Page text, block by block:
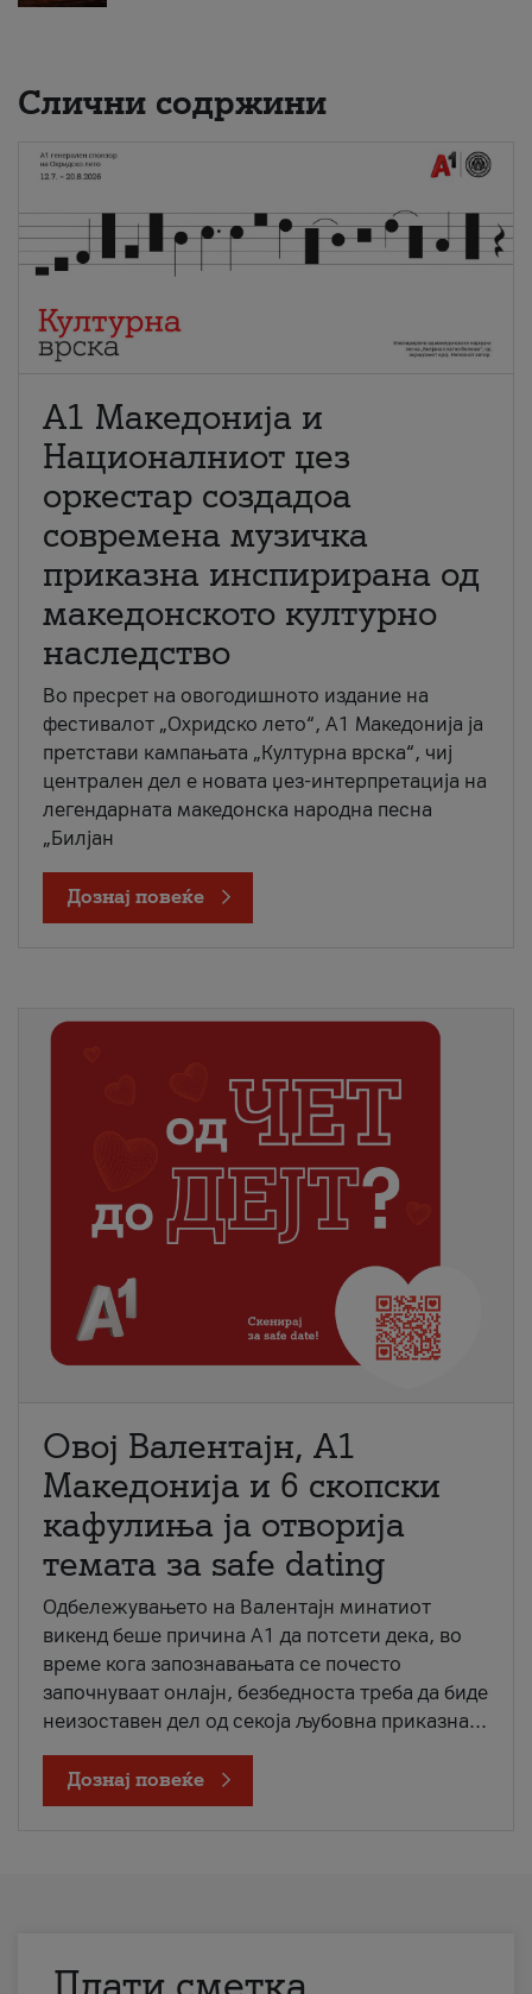
Слични содржини
А1 Македонија и
Националниот џез
оркестар создадоа
современа музичка
приказна инспирирана од
македонското културно
наследство
Во пресрет на овогодишното издание на
фестивалот „Охридско лето“, А1 Македонија ја
претстави кампањата „Културна врска“, чиј
централен дел е новата џез-интерпретација на
легендарната македонска народна песна
„Билјан
Дознај повеќе
Овој Валентајн, A1
Македонија и 6 скопски
кафулиња ја отворија
темата за safe dating
Одбележувањето на Валентајн минатиот
викенд беше причина А1 да потсети дека, во
време кога запознавањата се почесто
започнуваат онлајн, безбедноста треба да биде
неизоставен дел од секоја љубовна приказна...
Дознај повеќе